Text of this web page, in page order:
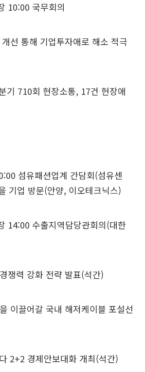
10:00 국무회의
선 통해 기업투자애로 해소 적극
기 710회 현장소통, 17건 현장애
섬유패션업계 간담회(섬유센
기업 방문(안양, 이오테크닉스)
14:00 수출지역담당관회의(대한
쟁력 강화 전략 발표(석간)
이끌어갈 국내 해저케이블 포설선
2+2 경제안보대화 개최(석간)